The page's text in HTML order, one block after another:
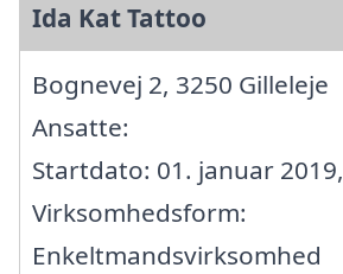
Ida Kat Tattoo
Bognevej 2, 3250 Gilleleje
Ansatte:
Startdato: 01. januar 2019,
Virksomhedsform:
Enkeltmandsvirksomhed